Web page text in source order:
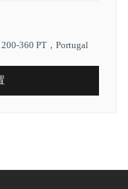
360 PT，Portugal